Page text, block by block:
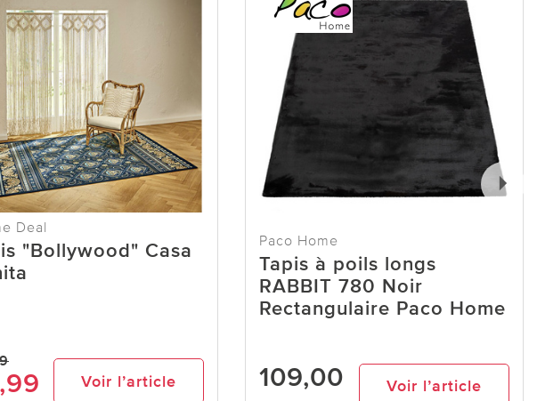
Deal
"Bollywood" Casa
Voir l’article
Paco Home
Tapis à poils longs
RABBIT 780 Noir
Rectangulaire Paco Home
109,00 Voir l’article